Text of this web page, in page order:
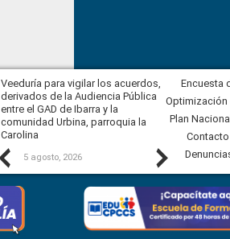
Previous
Veeduría para vigilar los acuerdos,
derivados de la Audiencia Pública
entre el GAD de Ibarra y la
comunidad Urbina, parroquia la
Carolina
5 agosto, 2026
CPCCS
5
Next
Encuesta
Optimización
Plan